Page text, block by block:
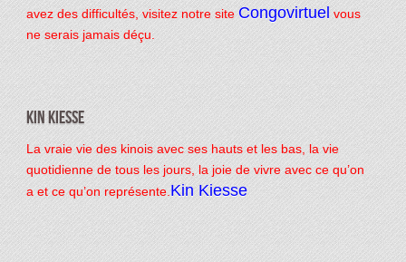
avez des difficultés, visitez notre site Congovirtuelvous
ne serais jamais déçu.
Kin Kiesse
La vraie vie des kinois avec ses hauts et les bas, la vie
quotidienne de tous les jours, la joie de vivre avec ce qu’on
a et ce qu’on représente. Kin Kiesse